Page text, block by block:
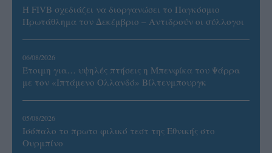
Η FIVB σχεδιάζει να διοργανώσει το Παγκόσμιο
Πρωτάθλημα τον Δεκέμβριο – Αντιδρούν οι σύλλογοι
06/08/2026
Έτοιμη για… υψηλές πτήσεις η Μπενφίκα του Ψάρρα
με τον «Ιπτάμενο Ολλανδό» Βίλτενμπουργκ
05/08/2026
Ισόπαλο το πρωτο φιλικό τεστ της Εθνικής στο
Ουρμπίνο